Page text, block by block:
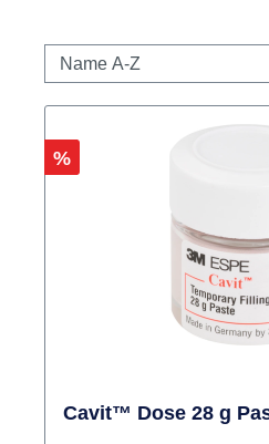
Rabatt
%
Cavit™ Dose 28 g